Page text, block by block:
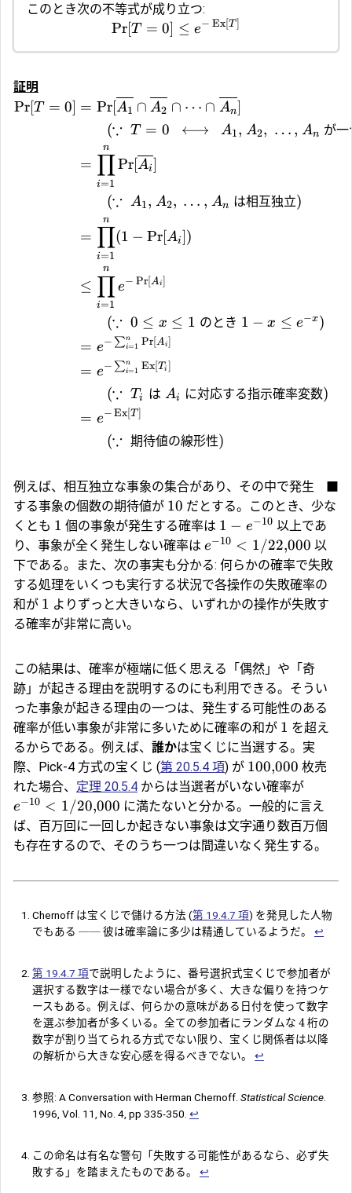
このとき次の不等式が成り立つ:
Pr[T = 0] ≤ e− Ex[ T ]
証明
Pr[T = 0] = Pr[(
A1 ∩ (
A2 ∩ ⋯ ∩ (
An]
(∵ T = 0 ⟷ A1,A2, … , An が
=
i=1
∏
n
Pr[(
Ai]
(∵ A1,A2, … , An は相互独立)
=
i=1
∏
n
(1 − Pr[Ai])
≤
i=1
∏
n
e− Pr[A i]
(∵ 0 ≤ x ≤ 1 のとき 1 − x ≤ e−x)
= e− ∑i=1
n Pr [Ai
= e− ∑i=1
n Ex[Ti
(∵ Ti は Ai に対応する指示確率変数)
= e− Ex[T
(∵ 期待値の線形性)
■
例えば、相互独立な事象の集合があり、その中で発生
する事象の個数の期待値が 10 だとする。このとき、少な
くとも 1 個の事象が発生する確率は 1 − e−10 以上であ
り、事象が全く発生しない確率は e−10 < 1/22,000 以
下である。また、次の事実も分かる: 何らかの確率で失敗
する処理をいくつも実行する状況で各操作の失敗確率の
和が 1 よりずっと大きいなら、いずれかの操作が失敗す
る確率が非常に高い。
この結果は、確率が極端に低く思える「偶然」や「奇
跡」が起きる理由を説明するのにも利用できる。そうい
った事象が起きる理由の一つは、発生する可能性のある
確率が低い事象が非常に多いために確率の和が 1 を超え
るからである。例えば、 誰かは宝くじに当選する。実
際、Pick-4 方式の宝くじ (第 20.5.4 項) が 100,000 枚売
れた場合、 定理 20.5.4 からは当選者がいない確率が
e−10 < 1/20,000 に満たないと分かる。一般的に言え
ば、百万回に一回しか起きない事象は文字通り数百万個
も存在するので、そのうち一つは間違いなく発生する。
Chernoff は宝くじで儲ける方法 (第 19.4.7 項) を発見した人物
でもある ── 彼は確率論に多少は精通しているようだ。 ↩︎
第 19.4.7 項で説明したように、番号選択式宝くじで参加者が
選択する数字は一様でない場合が多く、大きな偏りを持つケ
ースもある。例えば、何らかの意味がある日付を使って数字
を選ぶ参加者が多くいる。全ての参加者にランダムな 4桁の
数字が割り当てられる方式でない限り、宝くじ関係者は以降
の解析から大きな安心感を得るべきでない。 ↩︎
参照: A Conversation with Herman Chernoff. Statistical Science
1996, Vol. 11, No. 4, pp 335-350. ↩︎
この命名は有名な警句「失敗する可能性があるなら、必ず失
敗する」を踏まえたものである。 ↩︎